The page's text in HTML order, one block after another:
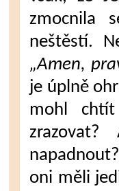
zmocnila
neštěstí.
„Amen,
je úplně
mohl
oni měli